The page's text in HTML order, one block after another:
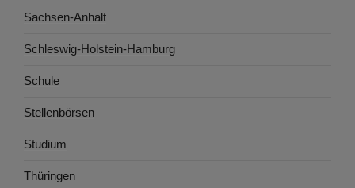
Sachsen-Anhalt
Schleswig-Holstein-Hamburg
Schule
Stellenbörsen
Studium
Thüringen